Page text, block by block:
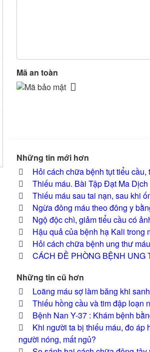
Mã an toàn
Những tin mới hơn
Hỏi cách chữa bệnh tụt tiểu
Thiếu máu. Bài Tập Đạt Ma
Thiếu máu sau tai nạn, sau khi
Ngừa đông máu theo đông y
Ngộ độc chì, giảm tiểu cầu có
Hậu quả của bệnh hạ Kali trong
Hỏi cách chữa bệnh ung thư
CÁCH ĐỀ PHÒNG BỆNH UNG
Những tin cũ hơn
Loãng máu sợ làm băng khi sanh
Thiếu hồng cầu và tim đập loạn
Bệnh Nan Y-37 : Khám bệnh
Khi người ta bị thiếu máu, đo áp
người nóng, mất ngủ?